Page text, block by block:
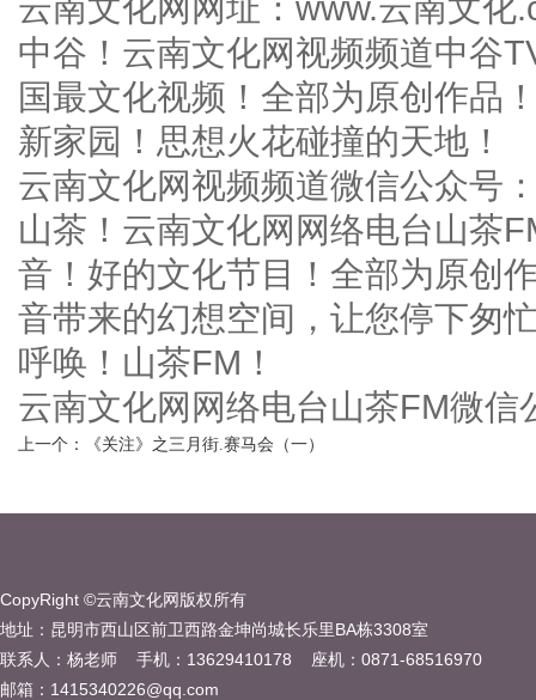
云南文化网网址：www.云南文化
中谷！云南文化网视频频道中谷
国最文化视频！全部为原创作品
新家园！思想火花碰撞的天地！
云南文化网视频频道微信公众
山茶！云南文化网网络电台山茶
音！好的文化节目！全部为原创
音带来的幻想空间，让您停下匆
呼唤！山茶FM！
云南文化网网络电台山茶FM微
上一个：《关注》之三月街.赛马会（一）
CopyRight ©云南文化网版权所有
地址：昆明市西山区前卫西路金坤尚城长乐里BA栋3308室
联系人：杨老师 手机：13629410178 座机：0871-68516970
邮箱：1415340226@qq.com